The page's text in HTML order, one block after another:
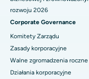
Najlepszy szpital w
Najlepszy szpital w
Najlepszy szpital w
Najlepszy szpital w
rozwoju 2026
Corporate Governance
Komitety Zarządu
Zasady korporacyjne
Walne zgromadzenia roczne
Działania korporacyjne